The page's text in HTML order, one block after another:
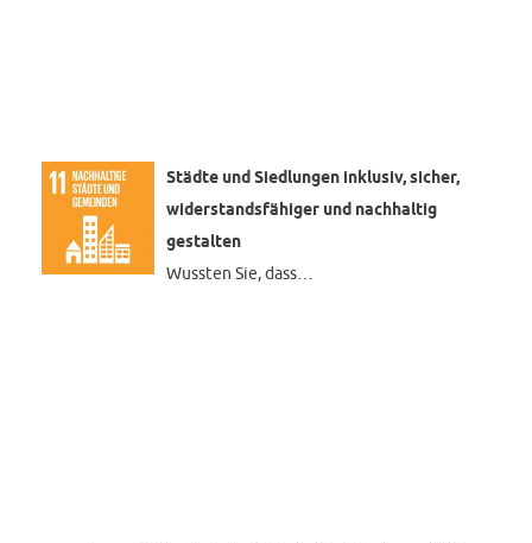
Städte und Siedlungen inklusiv, sicher,
widerstandsfähiger und nachhaltig
gestalten
Wussten Sie, dass…